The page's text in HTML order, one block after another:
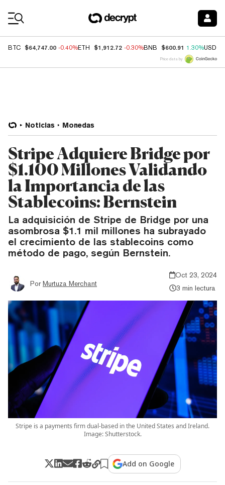
BTC $64,747.00 -0.40%ETH $1,912.72 -0.30%BNB $600.91 1.30%USDC
Price data by
Noticias Monedas
Stripe Adquiere Bridge por
$1.100 Millones Validando
la Importancia de las
Stablecoins: Bernstein
La adquisición de Stripe de Bridge por una
asombrosa $1.1 mil millones ha subrayado
el crecimiento de las stablecoins como
método de pago, según Bernstein.
Por Murtuza Merchant
Oct 23, 2024
3 min lectura
Stripe is a payments firm dual-based in the United States and Ireland.
Image: Shutterstock.
Add on Google